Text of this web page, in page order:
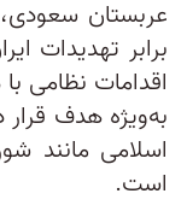
عربستان سعودی،
برابر تهدیدات
اقدامات نظامی
به‌ویژه هدف
اسلامی مانند
است.